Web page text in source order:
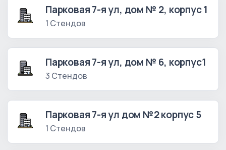
Парковая 7-я ул, дом № 2, корпус 1
1 Стендов
Парковая 7-я ул, дом № 6, корпус1
3 Стендов
Парковая 7-я ул дом №2 корпус 5
1 Стендов